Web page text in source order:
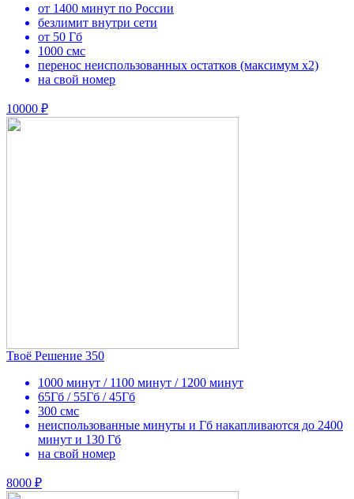
от 1400 минут по России
безлимит внутри сети
от 50 Гб
1000 смс
перенос неиспользованных остатков (максимум х2)
на свой номер
10000 ₽
Твоё Решение 350
1000 минут / 1100 минут / 1200 минут
65Гб / 55Гб / 45Гб
300 смс
неиспользованные минуты и Гб накапливаются до 2400
минут и 130 Гб
на свой номер
8000 ₽